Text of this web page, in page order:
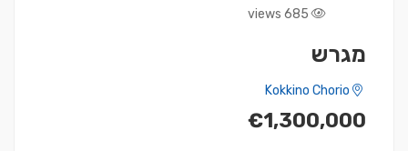
685 views
מגרש
€1,300,000